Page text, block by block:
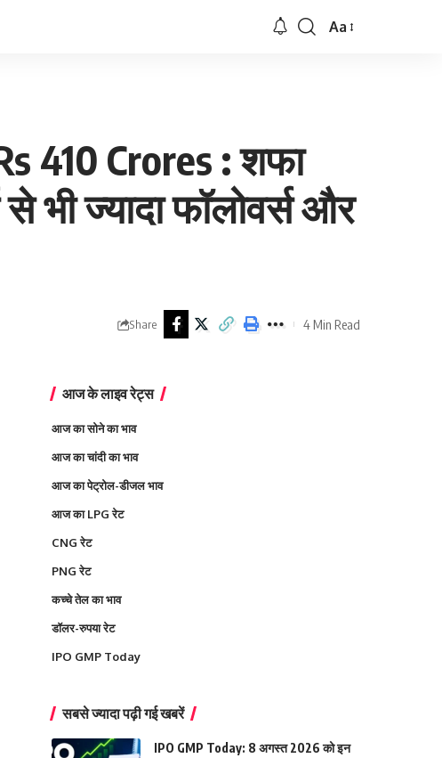
Font
Aa
410 Crores : शफा
भी ज्यादा फॉलोवर्स और
Share 4 Min Read
आज के लाइव रेट्स
आज का सोने का भाव
आज का चांदी का भाव
आज का पेट्रोल-डीजल भाव
आज का LPG रेट
CNG रेट
PNG रेट
कच्चे तेल का भाव
डॉलर-रुपया रेट
IPO GMP Today
सबसे ज्यादा पढ़ी गई खबरें
IPO GMP Today: 8 अगस्त 2026 को इन